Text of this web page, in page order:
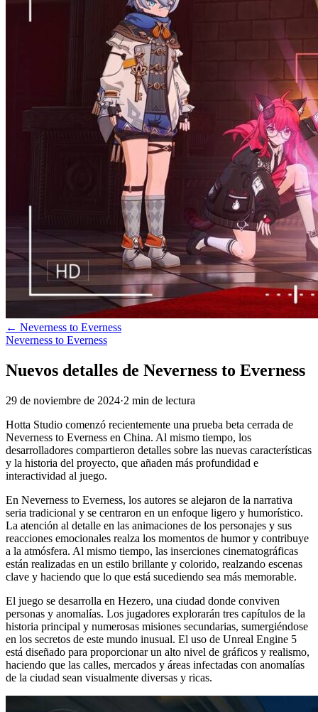
← Neverness to Everness
Neverness to Everness
Nuevos detalles de Neverness to Everness
29 de noviembre de 2024·2 min de lectura
Hotta Studio comenzó recientemente una prueba beta cerrada de
Neverness to Everness en China. Al mismo tiempo, los
desarrolladores compartieron detalles sobre las nuevas características
y la historia del proyecto, que añaden más profundidad e
interactividad al juego.
En Neverness to Everness, los autores se alejaron de la narrativa
seria tradicional y se centraron en un enfoque ligero y humorístico.
La atención al detalle en las animaciones de los personajes y sus
reacciones emocionales realza los momentos de humor y contribuye
a la atmósfera. Al mismo tiempo, las inserciones cinematográficas
están realizadas en un estilo brillante y colorido, realzando escenas
clave y haciendo que lo que está sucediendo sea más memorable.
El juego se desarrolla en Hezero, una ciudad donde conviven
personas y anomalías. Los jugadores explorarán tres capítulos de la
historia principal y numerosas misiones secundarias, sumergiéndose
en los secretos de este mundo inusual. El uso de Unreal Engine 5
está diseñado para proporcionar un alto nivel de gráficos y realismo,
haciendo que las calles, mercados y áreas infectadas con anomalías
de la ciudad sean visualmente diversas y ricas.